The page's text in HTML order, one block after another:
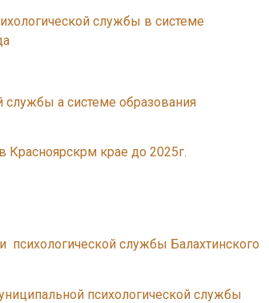
службы в системе
службы а системе образования
Красноярскрм крае до 2025г.
психологической службы Балахтинского
психологической службы